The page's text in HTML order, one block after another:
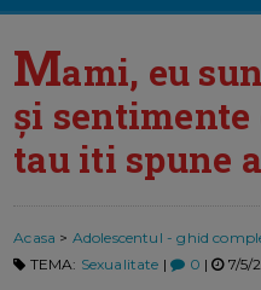
Mami, eu
și
tau iti spune
Acasa > Adolescentul - ghid
TEMA: Sexualitate | 0 | 7/5/